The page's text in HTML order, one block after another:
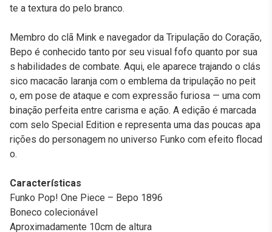
te a textura do pelo branco.
Membro do clã Mink e navegador da Tripulação do Coração,
Bepo é conhecido tanto por seu visual fofo quanto por sua
s habilidades de combate. Aqui, ele aparece trajando o clás
sico macacão laranja com o emblema da tripulação no peit
o, em pose de ataque e com expressão furiosa — uma com
binação perfeita entre carisma e ação. A edição é marcada
com selo Special Edition e representa uma das poucas apa
rições do personagem no universo Funko com efeito flocad
o.
Características
Funko Pop! One Piece – Bepo 1896
Boneco colecionável
Aproximadamente 10cm de altura